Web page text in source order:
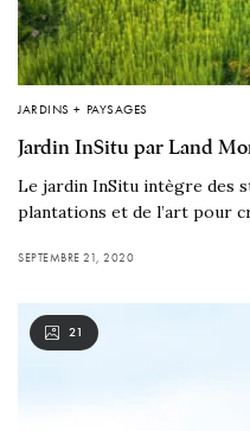
JARDINS + PAYSAGES
Jardin InSitu par Land
Le jardin InSitu intègre des
plantations et de l’art pour
SEPTEMBRE 21, 2020
21